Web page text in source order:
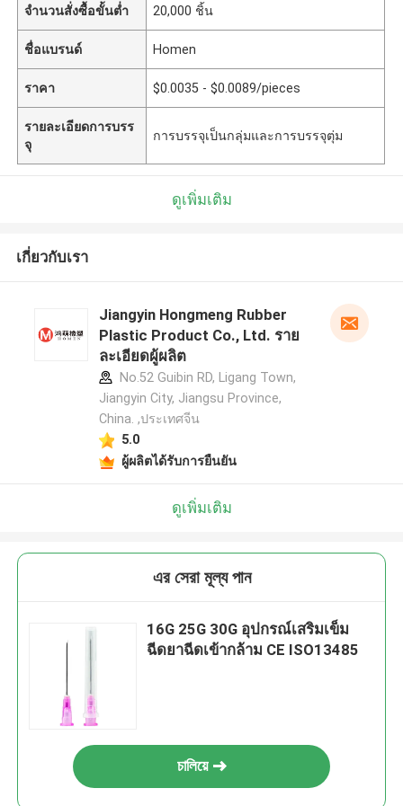
จำนวนสั่งซื้อขั้นต่ำ 20,000 ชิ้น
ชื่อแบรนด์ Homen
ราคา $0.0035 - $0.0089/pieces
รายละเอียดการบรร
จุ
การบรรจุเป็นกลุ่มและการบรรจุตุ่ม
ดูเพิ่มเติม
เกี่ยวกับเรา
Jiangyin Hongmeng Rubber
Plastic Product Co., Ltd. ราย
ละเอียดผู้ผลิต
No.52 Guibin RD, Ligang Town,
Jiangyin City, Jiangsu Province,
China. ,ประเทศจีน
5.0
ผู้ผลิตได้รับการยืนยัน
ดูเพิ่มเติม
এর সেরা মূল্য পান
16G 25G 30G อุปกรณ์เสริมเข็ม
ฉีดยาฉีดเข้ากล้าม CE ISO13485
চালিয়ে